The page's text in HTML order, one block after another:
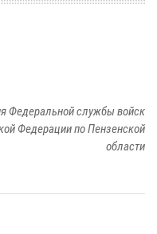
Федеральной службы войск
Федерации по Пензенской
области